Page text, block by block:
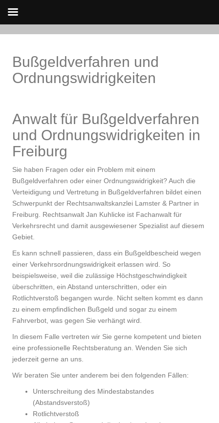
contentBußgeldverfahren und
Ordnungswidrigkeiten
Anwalt für Bußgeldverfahren
und Ordnungswidrigkeiten in
Freiburg
Sie haben Fragen oder ein Problem mit einem
Bußgeldverfahren oder einer Ordnungswidrigkeit? Auch die
Verteidigung und Vertretung in Bußgeldverfahren bildet einen
Schwerpunkt der Rechtsanwaltskanzlei Lamster & Partner in
Freiburg. Rechtsanwalt Jan Kuhlicke ist Fachanwalt für
Verkehrsrecht und damit ausgewiesener Spezialist auf diesem
Gebiet.
Es kann schnell passieren, dass ein Bußgeldbescheid wegen
einer Verkehrsordnungswidrigkeit erlassen wird. So
beispielsweise, weil die zulässige Höchstgeschwindigkeit
überschritten, ein Abstand unterschritten, oder ein
Rotlichtverstoß begangen wurde. Nicht selten kommt es dann
zu einem empfindlichen Bußgeld und sogar zu einem
Fahrverbot, was gegen Sie verhängt wird.
In diesem Falle vertreten wir Sie gerne kompetent und bieten
eine professionelle Rechtsberatung an. Wenden Sie sich
jederzeit gerne an uns.
Wir beraten Sie unter anderem bei den folgenden Fällen:
Unterschreitung des Mindestabstandes
(Abstandsverstoß)
Rotlichtverstoß